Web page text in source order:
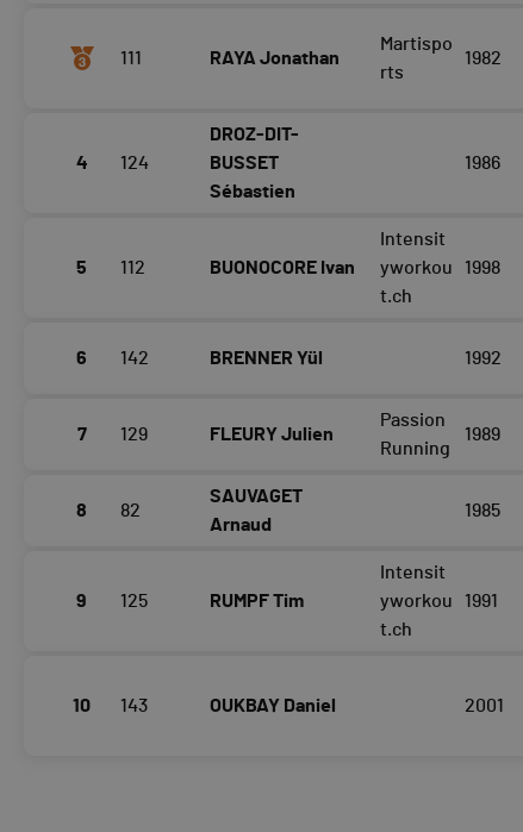
111 RAYA Jonathan
Martispo
rts
1982
4 124
DROZ-DIT-
BUSSET
Sébastien
1986
5 112 BUONOCORE Ivan
Intensit
yworkou
t.ch
1998
6 142 BRENNER Yül 1992
7 129 FLEURY Julien
Passion
Running
1989
8 82
SAUVAGET
Arnaud
1985
9 125 RUMPF Tim
Intensit
yworkou
t.ch
1991
10 143 OUKBAY Daniel 2001